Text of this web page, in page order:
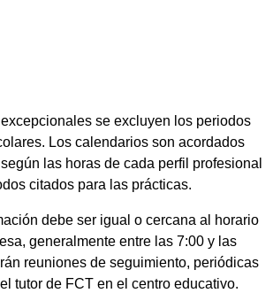
se excluyen los periodos
Los calendarios son acordados
las horas de cada perfil profesional
citados para las prácticas.
debe ser igual o cercana al horario
generalmente entre las 7:00 y las
reuniones de seguimiento, periódicas
tutor de FCT en el centro educativo.